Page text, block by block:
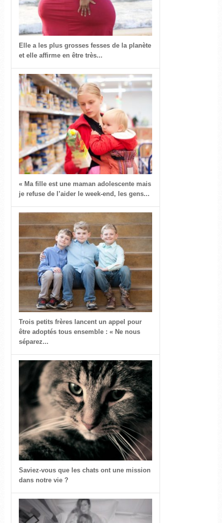
Elle a les plus grosses fesses de la planète
et elle affirme en être très...
« Ma fille est une maman adolescente mais
je refuse de l’aider le week-end, les gens...
Trois petits frères lancent un appel pour
être adoptés tous ensemble : « Ne nous
séparez...
Saviez-vous que les chats ont une mission
dans notre vie ?